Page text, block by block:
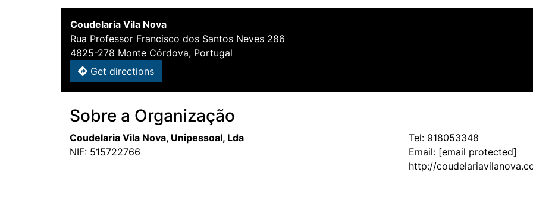
Coudelaria Vila Nova
Rua Professor Francisco dos Santos Neves 286
4825-278 Monte Córdova, Portugal
Get directions
Sobre a Organização
Coudelaria Vila Nova, Unipessoal, Lda
NIF: 515722766
Tel: 918053348
Email: [email protected]
http://